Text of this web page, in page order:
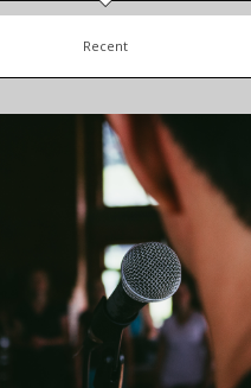
Recent